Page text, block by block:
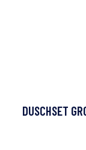
DUSCHSET